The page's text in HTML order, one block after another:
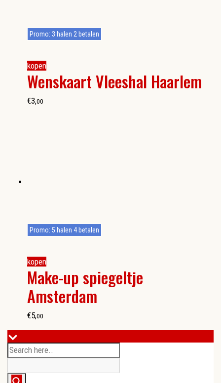
kopen
Wenskaart Vleeshal Haarlem
Promo: 3 halen 2 betalen
€3,00
kopen
Make-up spiegeltje
Amsterdam
Promo: 5 halen 4 betalen
€5,00